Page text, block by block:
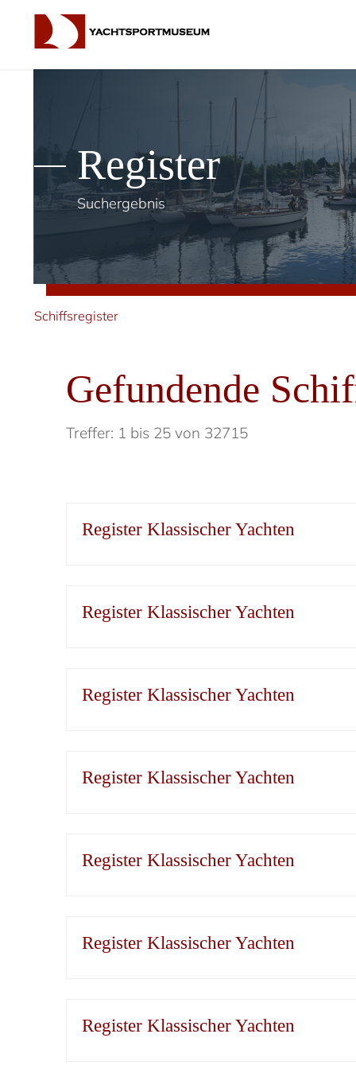
Register
Suchergebnis
Schiffsregister
Gefundende
Treffer: 1 bis 25 von 32715
Register Klassischer Yachten
Register Klassischer Yachten
Register Klassischer Yachten
Register Klassischer Yachten
Register Klassischer Yachten
Register Klassischer Yachten
Register Klassischer Yachten